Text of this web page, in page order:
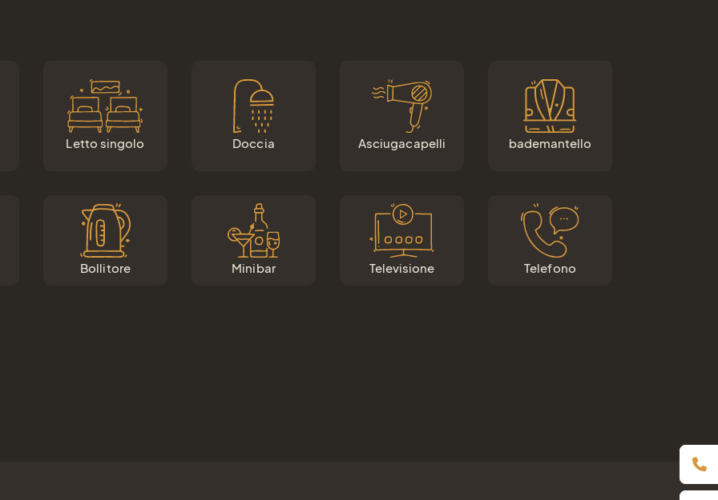
Letto singolo Doccia Asciugacapelli bademantello
Bollitore Minibar Televisione Telefono